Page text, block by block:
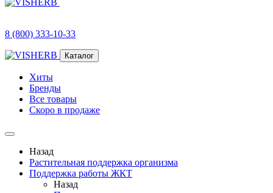
8 (800) 333-10-33
Каталог
Хиты
Бренды
Все товары
Скоро в продаже
Назад
Растительная поддержка организма
Поддержка работы ЖКТ
Назад